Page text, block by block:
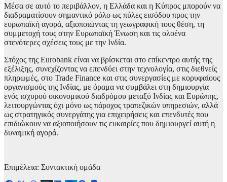
Μέσα σε αυτό το περιβάλλον, η Ελλάδα και η Κύπρος μπορούν να
διαδραματίσουν σημαντικό ρόλο ως πύλες εισόδου προς την
ευρωπαϊκή αγορά, αξιοποιώντας τη γεωγραφική τους θέση, τη
συμμετοχή τους στην Ευρωπαϊκή Ένωση και τις ολοένα
στενότερες σχέσεις τους με την Ινδία.
Στόχος της Eurobank είναι να βρίσκεται στο επίκεντρο αυτής της
εξέλιξης, συνεχίζοντας να επενδύει στην τεχνολογία, στις διεθνείς
πληρωμές, στο Trade Finance και στις συνεργασίες με κορυφαίους
οργανισμούς της Ινδίας, με όραμα να συμβάλει στη δημιουργία
ενός ισχυρού οικονομικού διαδρόμου μεταξύ Ινδίας και Ευρώπης,
λειτουργώντας όχι μόνο ως πάροχος τραπεζικών υπηρεσιών, αλλά
ως στρατηγικός συνεργάτης για επιχειρήσεις και επενδυτές που
επιδιώκουν να αξιοποιήσουν τις ευκαιρίες που δημιουργεί αυτή η
δυναμική αγορά.
Επιμέλεια: Συντακτική ομάδα